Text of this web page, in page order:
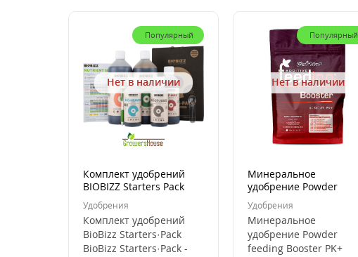
Популярный
Нет в наличии
Комплект удобрений
BIOBIZZ Starters Pack
New
Удобрения
Комплект удобрений
BioBizz Starters·Pack
BioBizz Starters·Pack -
Популярный
Нет в наличии
Минеральное
удобрение Powder
feeding Booster PK+
(2.5kg)
Удобрения
Минеральное
удобрение Powder
feeding Booster PK+